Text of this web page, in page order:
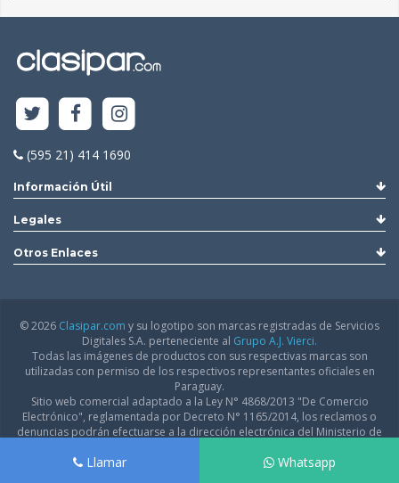
Llamar Whatsapp
(595 21) 414 1690
Información Útil
Legales
Otros Enlaces
© 2026 Clasipar.com y su logotipo son marcas registradas de Servicios
Digitales S.A. perteneciente al Grupo A.J. Vierci.
Todas las imágenes de productos con sus respectivas marcas son
utilizadas con permiso de los respectivos representantes oficiales en
Paraguay.
Sitio web comercial adaptado a la Ley N° 4868/2013 "De Comercio
Electrónico", reglamentada por Decreto N° 1165/2014, los reclamos o
denuncias podrán efectuarse a la dirección electrónica del Ministerio de